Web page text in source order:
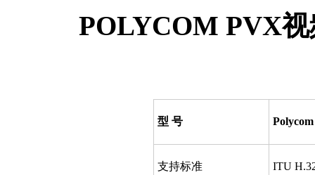
POLYCOM PVX
型 号
支持标准 ITU